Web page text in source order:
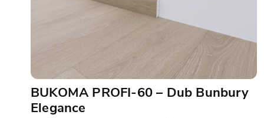
BUKOMA PROFI-60 – Dub Bunbury
Elegance